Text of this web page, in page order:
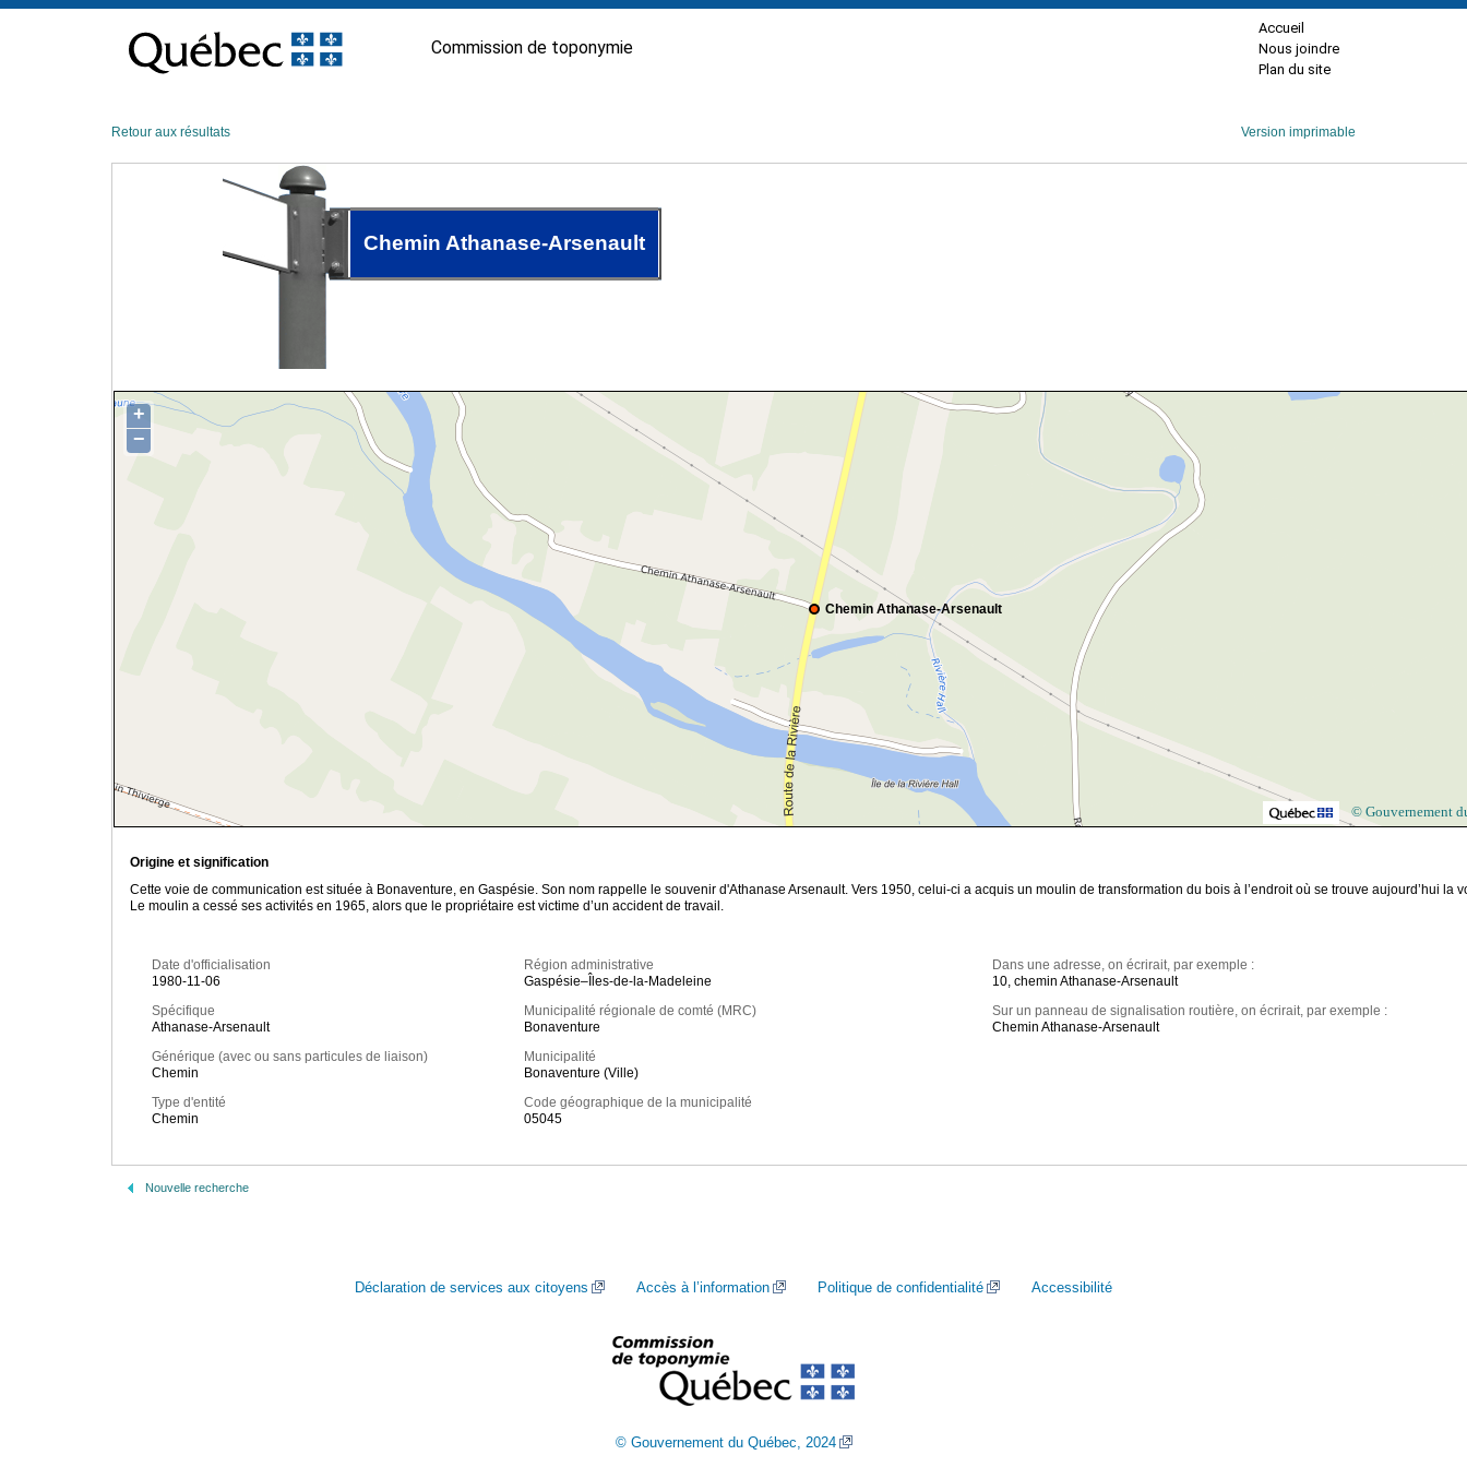
contenu
Commission de toponymie
Accueil
Nous joindre
Plan du site
Retour aux résultats Version imprimable
Chemin Athanase-Arsenault
Chemin Athanase-Arsenault
+
−
© Gouvernement
Origine et signification
Cette voie de communication est située à Bonaventure, en Gaspésie. Son nom rappelle le souvenir d'Athanase Arsenault. Vers 1950, celui-ci a acquis un moulin de transformation du bois à l’endroit où se trouve aujourd’hui la
Le moulin a cessé ses activités en 1965, alors que le propriétaire est victime d’un accident de travail.
Date d'officialisation
1980-11-06
Spécifique
Athanase-Arsenault
Générique (avec ou sans particules de liaison)
Chemin
Type d'entité
Chemin
Région administrative
Gaspésie–Îles-de-la-Madeleine
Municipalité régionale de comté (MRC)
Bonaventure
Municipalité
Bonaventure (Ville)
Code géographique de la municipalité
05045
Dans une adresse, on écrirait, par exemple :
10, chemin Athanase-Arsenault
Sur un panneau de signalisation routière, on écrirait, par exemple :
Chemin Athanase-Arsenault
Nouvelle recherche
Déclaration de services aux citoyens Accès à l’information Politique de confidentialité Accessibilité
© Gouvernement du Québec, 2024